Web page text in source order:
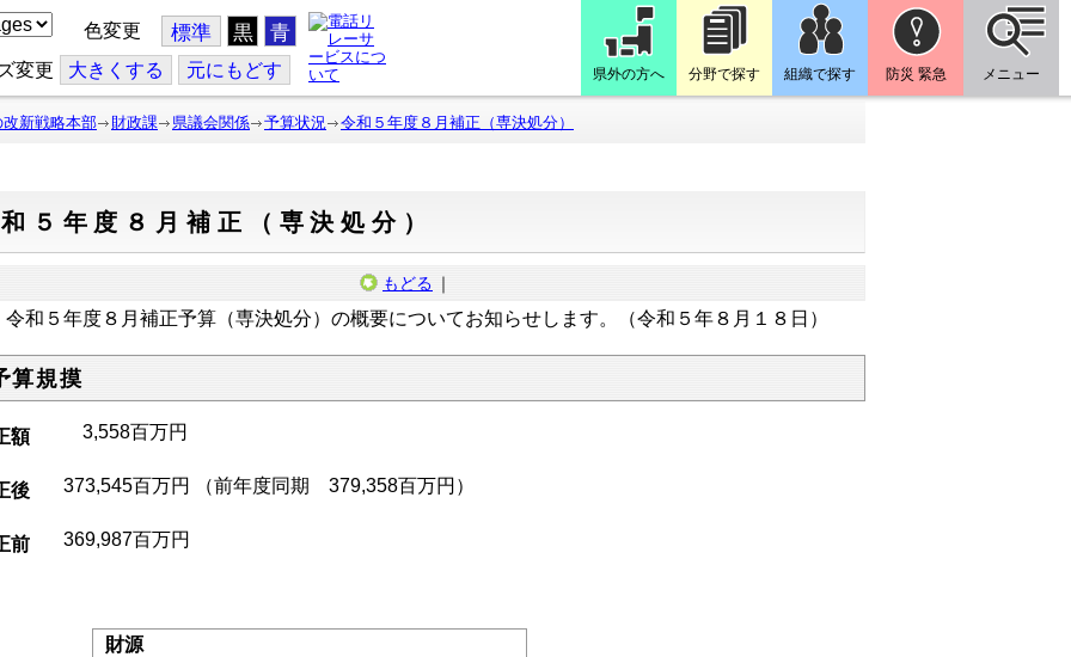
色変更 標準 黒 青
変更 大きくする 元にもどす 県外の方へ 分野で探す 組織で探す 防災 緊急 メニュー
改新戦略本部 財政課 県議会関係 予算状況 令和５年度８月補正（専決処分）
５年度８月補正（専決処分）
もどる ｜
令和５年度８月補正予算（専決処分）の概要についてお知らせします。（令和５年８月１８日）
算規摸
額 3,558百万円
後 373,545百万円 （前年度同期 379,358百万円）
前 369,987百万円
財源